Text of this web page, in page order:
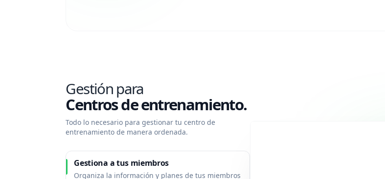
Gestión para
Centros de entrenamiento.
Todo lo necesario para gestionar tu centro de
entrenamiento de manera ordenada.
Gestiona a tus miembros
Organiza la información y planes de tus miembros